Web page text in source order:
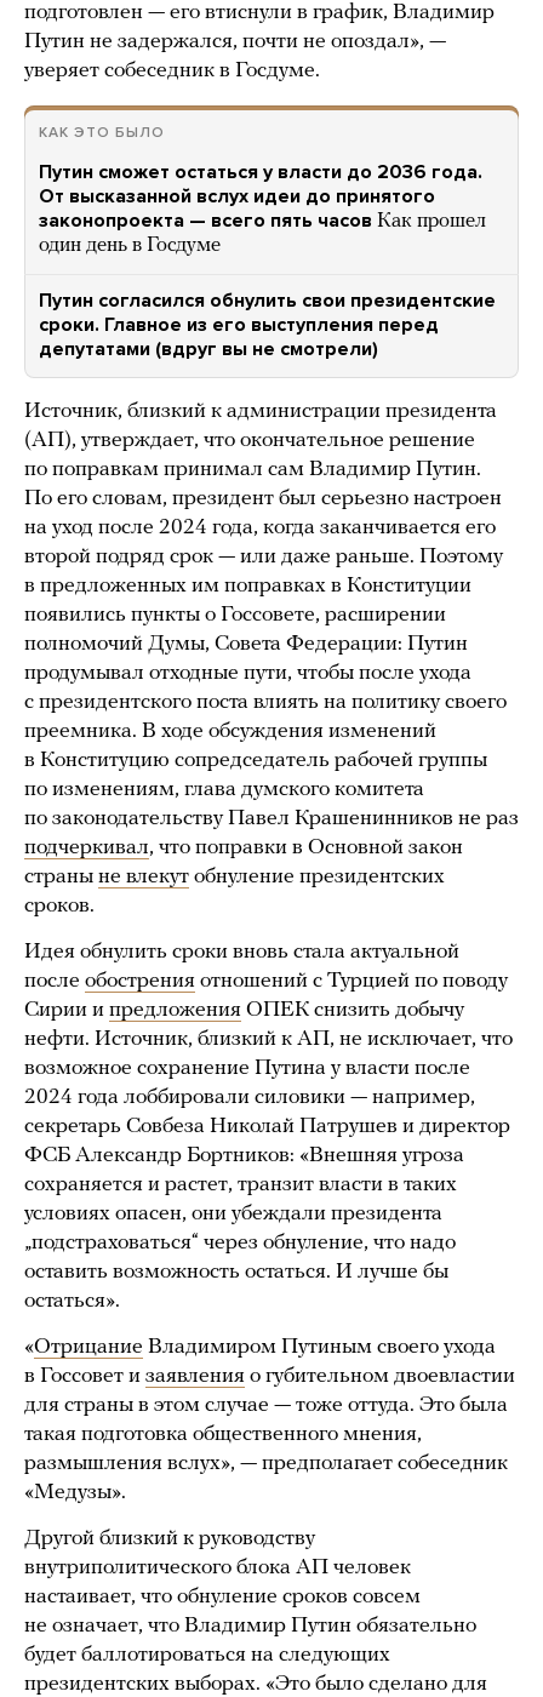
подготовлен — его втиснули в график, Владимир
Путин не задержался, почти не опоздал», —
уверяет собеседник в Госдуме.
КАК ЭТО БЫЛО
Путин сможет остаться у власти до 2036 года.
От высказанной вслух идеи до принятого
законопроекта — всего пять часов Как прошел
один день в Госдуме
Путин согласился обнулить свои президентские
сроки. Главное из его выступления перед
депутатами (вдруг вы не смотрели)
Источник, близкий к администрации президента
(АП), утверждает, что окончательное решение
по поправкам принимал сам Владимир Путин.
По его словам, президент был серьезно настроен
на уход после 2024 года, когда заканчивается его
второй подряд срок — или даже раньше. Поэтому
в предложенных им поправках в Конституции
появились пункты о Госсовете, расширении
полномочий Думы, Совета Федерации: Путин
продумывал отходные пути, чтобы после ухода
с президентского поста влиять на политику своего
преемника. В ходе обсуждения изменений
в Конституцию сопредседатель рабочей группы
по изменениям, глава думского комитета
по законодательству Павел Крашенинников не раз
подчеркивал, что поправки в Основной закон
страны не влекут обнуление президентских
сроков.
Идея обнулить сроки вновь стала актуальной
после обострения отношений с Турцией по поводу
Сирии и предложения ОПЕК снизить добычу
нефти. Источник, близкий к АП, не исключает, что
возможное сохранение Путина у власти после
2024 года лоббировали силовики — например,
секретарь Совбеза Николай Патрушев и директор
ФСБ Александр Бортников: «Внешняя угроза
сохраняется и растет, транзит власти в таких
условиях опасен, они убеждали президента
„подстраховаться“ через обнуление, что надо
оставить возможность остаться. И лучше бы
остаться».
«Отрицание Владимиром Путиным своего ухода
в Госсовет и заявления о губительном двоевластии
для страны в этом случае — тоже оттуда. Это была
такая подготовка общественного мнения,
размышления вслух», — предполагает собеседник
«Медузы».
Другой близкий к руководству
внутриполитического блока АП человек
настаивает, что обнуление сроков совсем
не означает, что Владимир Путин обязательно
будет баллотироваться на следующих
президентских выборах. «Это было сделано для